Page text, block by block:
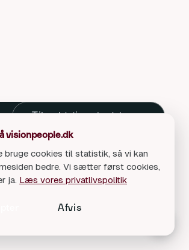
Tilmeld dig nyhedsbrev
Kontakt
Kontakt os
visionpeople.dk
bruge cookies til statistik, så vi kan
bedre. Vi sætter først cookies,
ja. Læs vores privatlivspolitik
Afvis